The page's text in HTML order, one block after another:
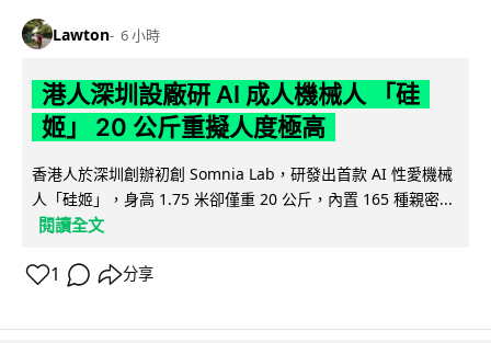
Lawton 6 小時
港人深圳設廠研 AI 成人機械人 「硅
姬」 20 公斤重擬人度極高
香港人於深圳創辦初創 Somnia Lab，研發出首款 AI 性愛機械
人「硅姬」，身高 1.75 米卻僅重 20 公斤，內置 165 種親密...
閱讀全文
1 分享